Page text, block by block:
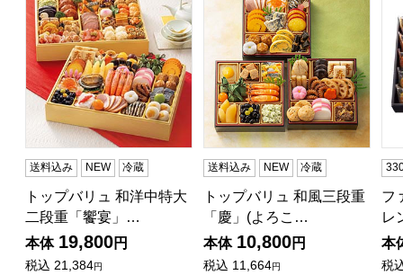
送料込み NEW 冷蔵
トップバリュ 和洋中特大
二段重「饗宴」…
本体 19,800円
税込 21,384円
送料込み NEW 冷蔵
トップバリュ 和風三段重
「慶」(よろこ…
本体 10,800円
税込 11,664円
フ
レ
本
税